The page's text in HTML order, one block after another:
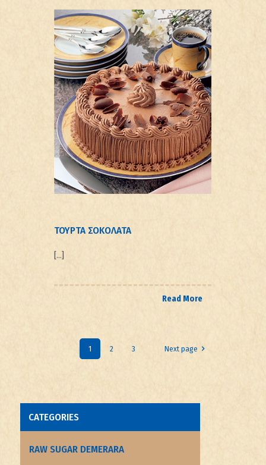
ΤΟΥΡΤΑ ΣΟΚΟΛΑΤΑ
[…]
Read More
1 2 3 Next page
CATEGORIES
RAW SUGAR DEMERARA